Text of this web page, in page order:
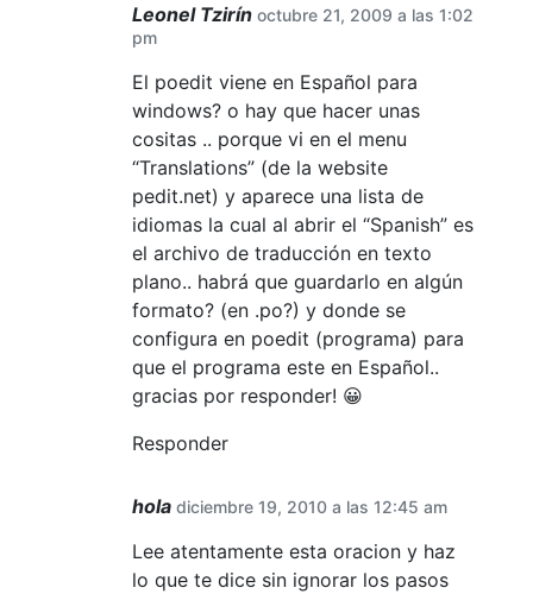
Leonel Tzirín octubre 21, 2009 a las 1:02
pm
El poedit viene en Español para
windows? o hay que hacer unas
cositas .. porque vi en el menu
“Translations” (de la website
pedit.net) y aparece una lista de
idiomas la cual al abrir el “Spanish” es
el archivo de traducción en texto
plano.. habrá que guardarlo en algún
formato? (en .po?) y donde se
configura en poedit (programa) para
que el programa este en Español..
gracias por responder! 😀
Responder
hola diciembre 19, 2010 a las 12:45 am
Lee atentamente esta oracion y haz
lo que te dice sin ignorar los pasos